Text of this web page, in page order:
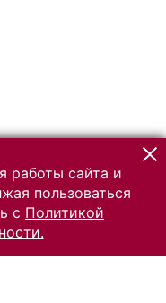
работы сайта и
пользоваться
с Политикой